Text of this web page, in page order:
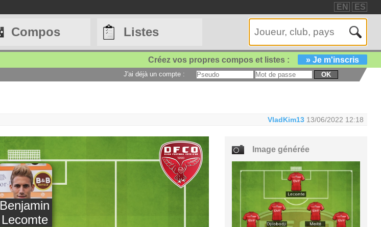
EN ES
Compos Listes
Créez vos propres compos et listes : » Je m'inscris
J'ai déjà un compte : OK
VladKim13 13/06/2022 12:18
Benjamin
Lecomte
Image générée